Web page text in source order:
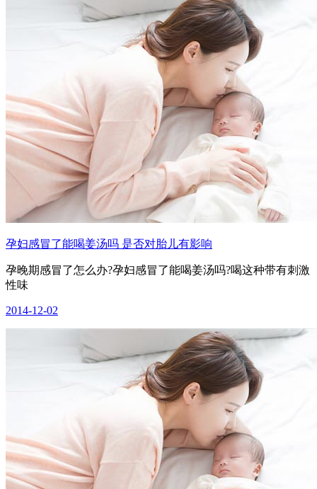
孕妇感冒了能喝姜汤吗 是否对胎儿有影响
孕晚期感冒了怎么办?孕妇感冒了能喝姜汤吗?喝这种带有刺激
性味
2014-12-02